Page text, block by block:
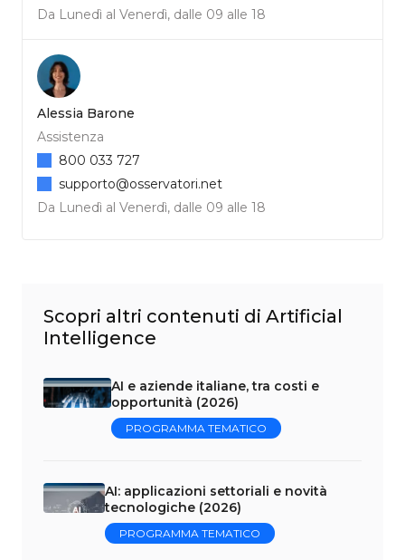
Da Lunedì al Venerdì, dalle 09 alle 18
Alessia Barone
Assistenza
Da Lunedì al Venerdì, dalle 09 alle 18
800 033 727
supporto@osservatori.net
Scopri altri contenuti di Artificial
Intelligence
AI e aziende italiane, tra costi e
opportunità (2026)
PROGRAMMA TEMATICO
AI: applicazioni settoriali e novità
tecnologiche (2026)
PROGRAMMA TEMATICO